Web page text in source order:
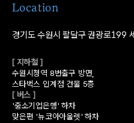
V-
Location
경기도 수원시 팔달구 권광로199
[ 지하철 ]
수원시청역 8번출구 방면,
스타벅스 인계점 건물 5층
[ 버스 ]
'중소기업은행' 하차
맞은편 '뉴코아아울렛' 하차